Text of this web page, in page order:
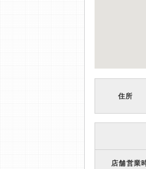
住所
店舗営業